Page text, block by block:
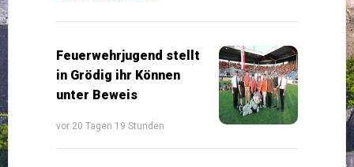
Feuerwehrjugend stellt
in Grödig ihr Können
unter Beweis
vor 20 Tagen 19 Stunden